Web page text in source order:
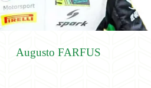
Augusto FARFUS